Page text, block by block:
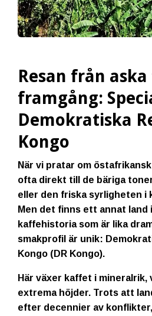
Resan från aska
framgång:
Demokratiska
Kongo
När vi pratar om
ofta direkt till de bäriga
eller den friska syrligheten i
Men det finns ett annat land
kaffehistoria som är lika
smakprofil är unik:
Kongo (DR Kongo).
Här växer kaffet i mineralrik,
extrema höjder. Trots att
efter decennier av